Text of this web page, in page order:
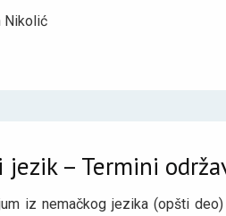
Nikolić
jezik – Termini
iz nemačkog jezika (opšti